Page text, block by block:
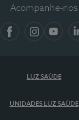
Acompanhe-nos
LUZ SAÚDE
UNIDADES LUZ SAÚDE